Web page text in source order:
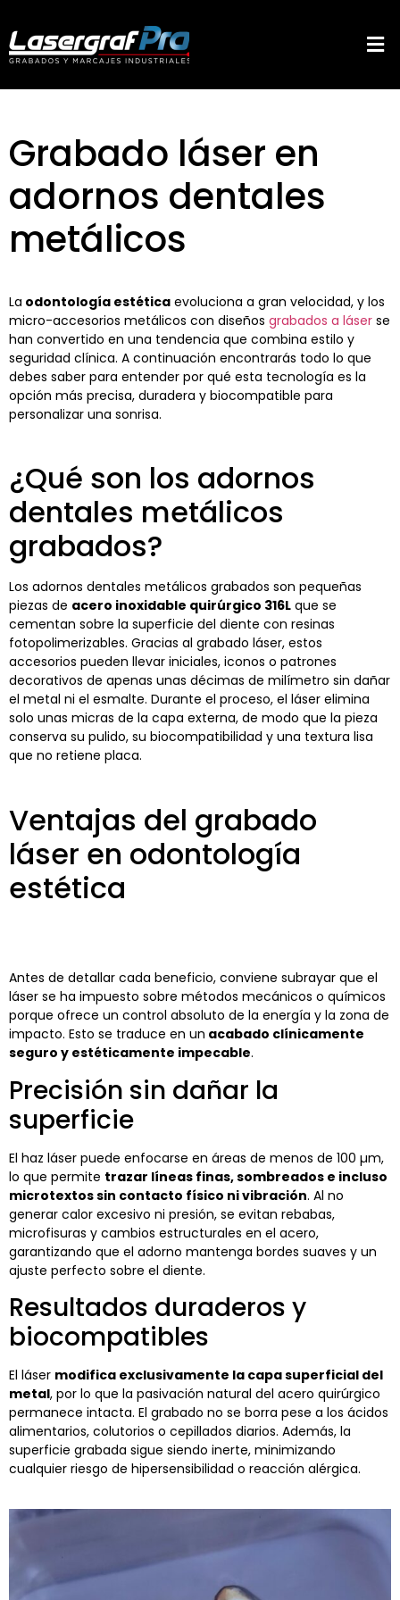
Grabado láser en
adornos dentales
metálicos
La odontología estética evoluciona a gran velocidad, y los
micro-accesorios metálicos con diseños grabados a láser se
han convertido en una tendencia que combina estilo y
seguridad clínica. A continuación encontrarás todo lo que
debes saber para entender por qué esta tecnología es la
opción más precisa, duradera y biocompatible para
personalizar una sonrisa.
¿Qué son los adornos
dentales metálicos
grabados?
Los adornos dentales metálicos grabados son pequeñas
piezas de acero inoxidable quirúrgico 316L que se
cementan sobre la superficie del diente con resinas
fotopolimerizables. Gracias al grabado láser, estos
accesorios pueden llevar iniciales, iconos o patrones
decorativos de apenas unas décimas de milímetro sin dañar
el metal ni el esmalte. Durante el proceso, el láser elimina
solo unas micras de la capa externa, de modo que la pieza
conserva su pulido, su biocompatibilidad y una textura lisa
que no retiene placa.
Ventajas del grabado
láser en odontología
estética
Antes de detallar cada beneficio, conviene subrayar que el
láser se ha impuesto sobre métodos mecánicos o químicos
porque ofrece un control absoluto de la energía y la zona de
impacto. Esto se traduce en un acabado clínicamente
seguro y estéticamente impecable.
Precisión sin dañar la
superficie
El haz láser puede enfocarse en áreas de menos de 100 µm,
lo que permite trazar líneas finas, sombreados e incluso
microtextos sin contacto físico ni vibración. Al no
generar calor excesivo ni presión, se evitan rebabas,
microfisuras y cambios estructurales en el acero,
garantizando que el adorno mantenga bordes suaves y un
ajuste perfecto sobre el diente.
Resultados duraderos y
biocompatibles
El láser modifica exclusivamente la capa superficial del
metal, por lo que la pasivación natural del acero quirúrgico
permanece intacta. El grabado no se borra pese a los ácidos
alimentarios, colutorios o cepillados diarios. Además, la
superficie grabada sigue siendo inerte, minimizando
cualquier riesgo de hipersensibilidad o reacción alérgica.